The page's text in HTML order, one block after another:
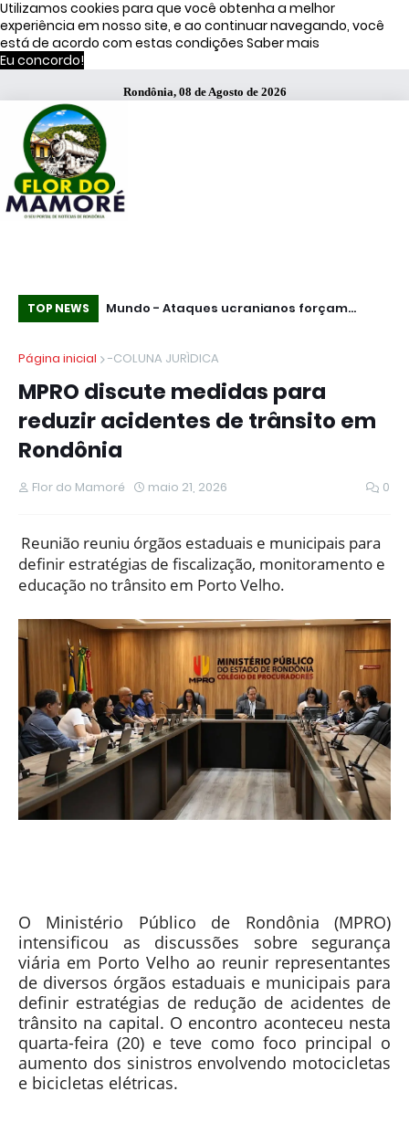
Utilizamos cookies para que você obtenha a melhor
experiência em nosso site, e ao continuar navegando, você
está de acordo com estas condições Saber mais
Eu concordo!
Rondônia, 08 de Agosto de 2026
TOP NEWS
Mundo - Ataques ucranianos forçam
do Cazaquistão à Rússia
Terceirizado esfaqueia e mata três
Paulista
Página inicial
-COLUNA JURÌDICA
MPRO discute medidas para
reduzir acidentes de trânsito em
Rondônia
Flor do Mamoré maio 21, 2026 0
Reunião reuniu órgãos estaduais e municipais para
definir estratégias de fiscalização, monitoramento e
educação no trânsito em Porto Velho.
O Ministério Público de Rondônia (MPRO)
intensificou as discussões sobre segurança
viária em Porto Velho ao reunir representantes
de diversos órgãos estaduais e municipais para
definir estratégias de redução de acidentes de
trânsito na capital. O encontro aconteceu nesta
quarta-feira (20) e teve como foco principal o
aumento dos sinistros envolvendo motocicletas
e bicicletas elétricas.